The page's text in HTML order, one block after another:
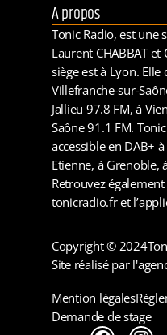
A propos
Tonic Radio, est une
Laurent CHABBAT et
siège est à Lyon.
Villefranche-sur-
Jallieu 97.8 FM, à
Saône 91.1 FM.
accessible en DAB+
Etienne, à Grenoble,
Retrouvez
tonicradio.fr et
Copyright © 2024
Site réalisé par
Mention légales
Demande de stage